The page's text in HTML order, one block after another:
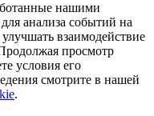
нашими
анализа событий на
взаимодействие
просмотр
условия его
смотрите в нашей
.